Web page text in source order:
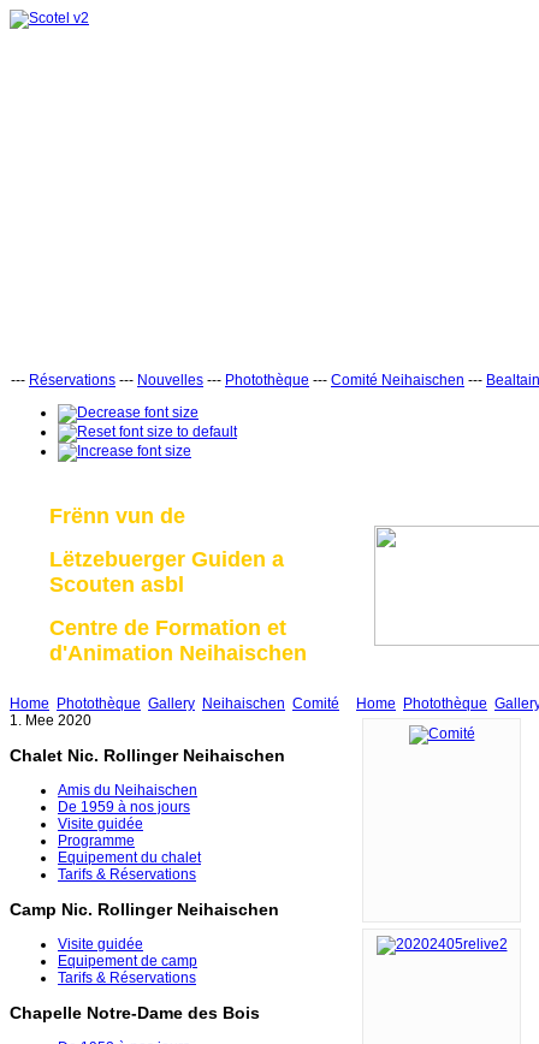
--- Réservations --- Nouvelles --- Photothèque --- Comité Neihaischen ---
Frënn vun de
Lëtzebuerger Guiden a
Scouten asbl
Centre de Formation et
d'Animation Neihaischen
Home Photothèque Gallery Neihaischen Comité
1. Mee 2020
Chalet Nic. Rollinger Neihaischen
Amis du Neihaischen
De 1959 à nos jours
Visite guidée
Programme
Equipement du chalet
Tarifs & Réservations
Camp Nic. Rollinger Neihaischen
Visite guidée
Equipement de camp
Tarifs & Réservations
Chapelle Notre-Dame des Bois
Home Photothèque